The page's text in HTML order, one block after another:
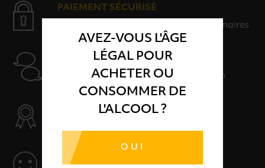
AVEZ-VOUS L'ÂGE
LÉGAL POUR
ACHETER OU
CONSOMMER DE
L'ALCOOL ?
OUI
PAIEMENT SÉCURISÉ
Payer en toute sérénité avec nos partenaires
Nos conseillers sont à votre disposition
SÉLECTION & QUALITÉ
SERVICE